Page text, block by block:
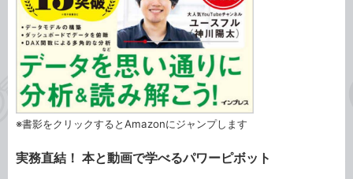
※書影をクリックするとAmazonにジャンプします
実務直結！ 本と動画で学べるパワーピボット